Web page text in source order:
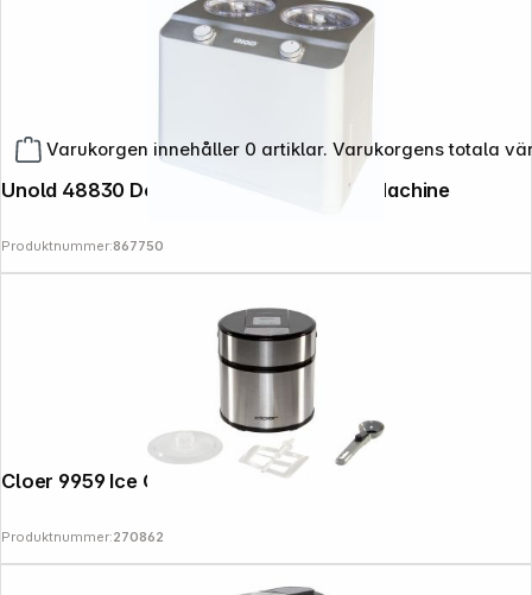
Varukorgen innehåller 0 artiklar. Varukorgens totala
Unold 48830 Doppio bianco Ice Cream Machine
Produktnummer:867750
Cloer 9959 Ice Cream Maker
Produktnummer:270862